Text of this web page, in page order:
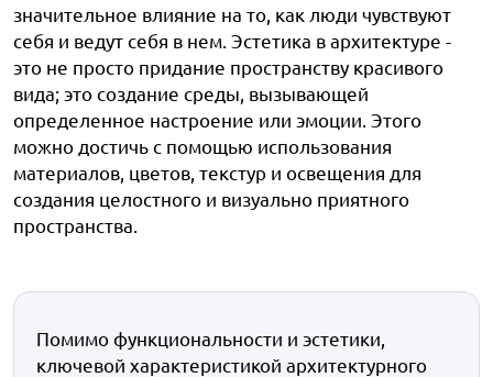
значительное влияние на то, как люди чувствуют
себя и ведут себя в нем. Эстетика в архитектуре -
это не просто придание пространству красивого
вида; это создание среды, вызывающей
определенное настроение или эмоции. Этого
можно достичь с помощью использования
материалов, цветов, текстур и освещения для
создания целостного и визуально приятного
пространства.
Помимо функциональности и эстетики,
ключевой характеристикой архитектурного